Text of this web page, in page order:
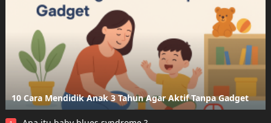
10 Cara Mendidik Anak 3 Tahun Agar Aktif Tanpa Gadget